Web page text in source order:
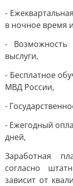
-
в ночное время
-
выслуги,
- Бесплатное
МВД России,
-
- Ежегодный
дней,
Заработная
согласно
зависит от